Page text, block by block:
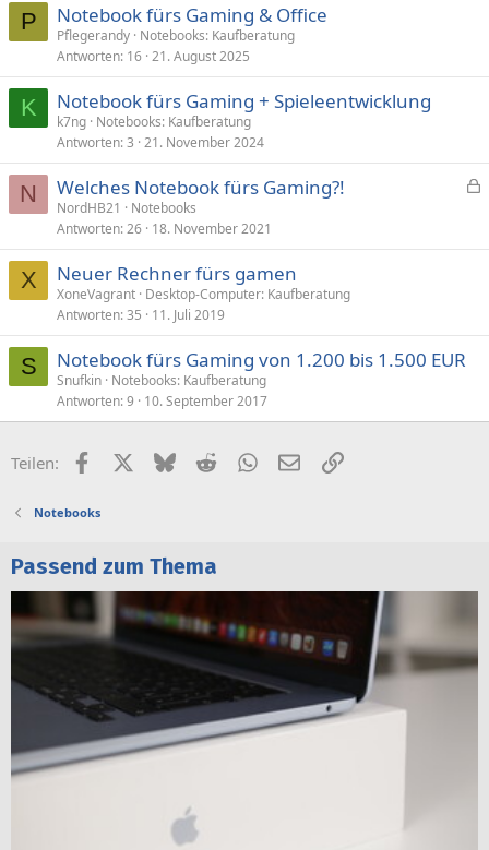
P Notebook fürs Gaming & Office
Pflegerandy Notebooks: Kaufberatung
Antworten 16 21. August 2025
K Notebook fürs Gaming + Spieleentwicklung
k7ng Notebooks: Kaufberatung
Antworten 3 21. November 2024
N
p
Welches Notebook fürs Gaming?!
NordHB21
Notebooks
Antworten 26 18. November 2021
X Neuer Rechner fürs gamen
XoneVagrant Desktop-Computer: Kaufberatung
Antworten 35 11. Juli 2019
S Notebook fürs Gaming von 1.200 bis 1.500 EUR
Snufkin Notebooks: Kaufberatung
Antworten 9 10. September 2017
Teilen: FacebookX (Twitter)
BlueskyRedditWhatsApp
E-MailLink
Notebooks
Passend zum Thema